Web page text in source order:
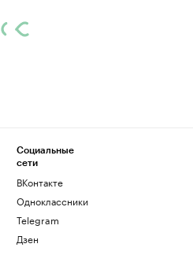
Социальные
сети
ВКонтакте
Одноклассники
Telegram
Дзен